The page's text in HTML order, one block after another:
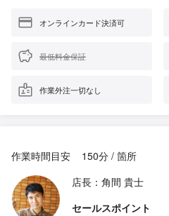
オンラインカード決済可
最低料金保証
作業外注一切なし
作業時間目安
150分 / 箇所
店長：角間 貴士
セールスポイント